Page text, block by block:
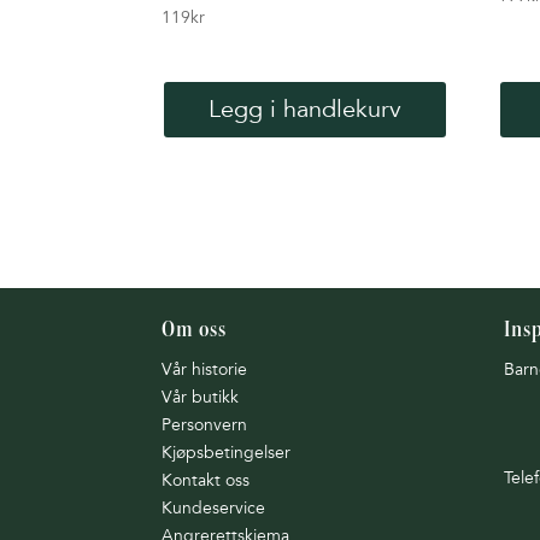
119kr
Legg i handlekurv
Om oss
Vår historie
Vår butikk
Personvern
Kjøpsbetingelser
Kontakt oss
Kundeservice